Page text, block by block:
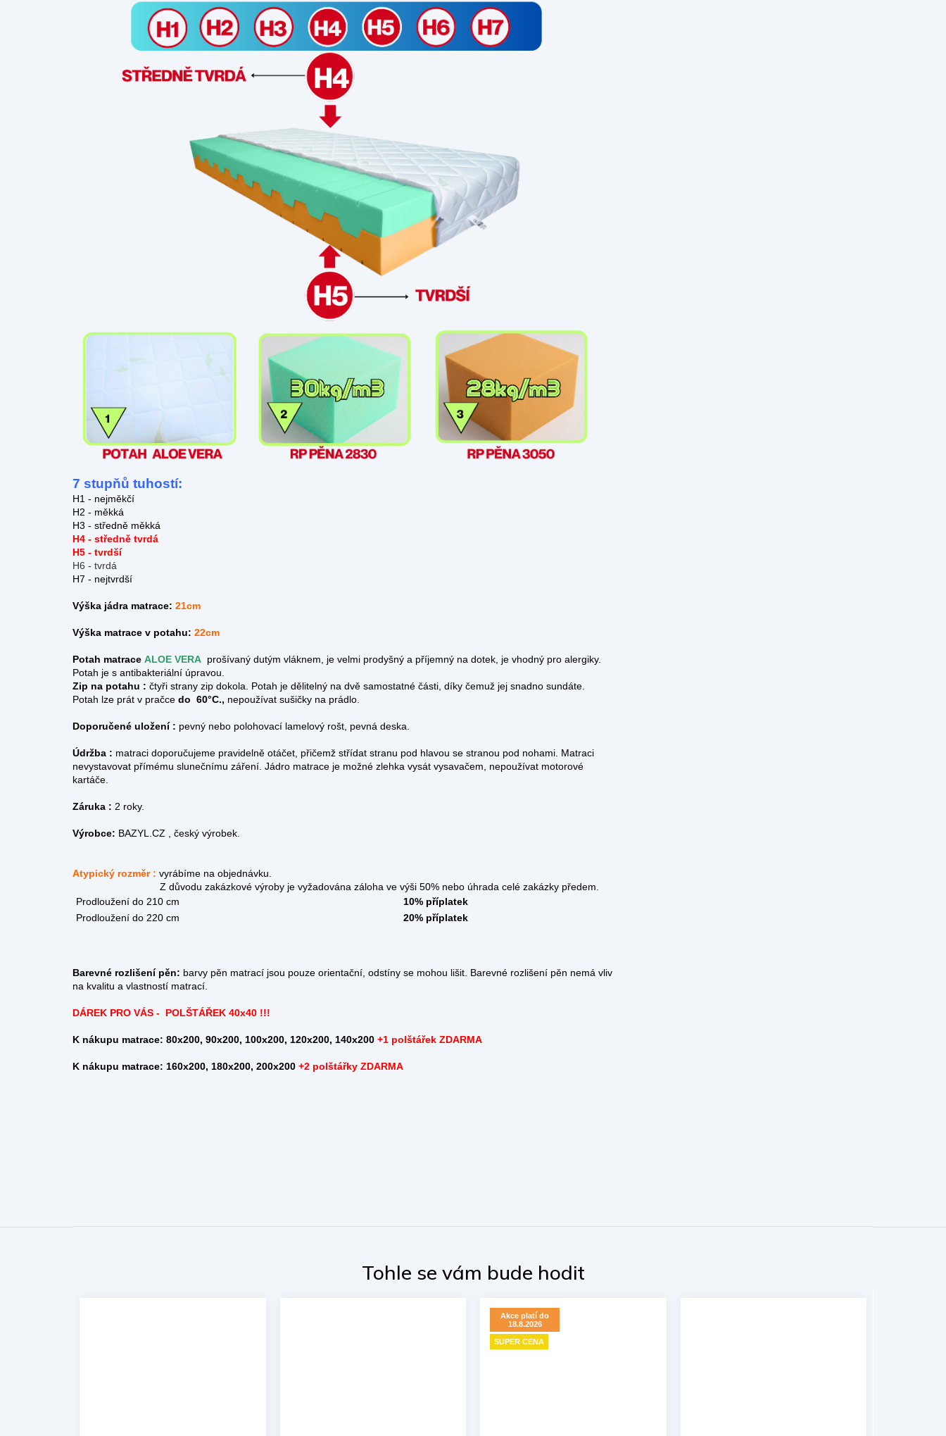
Akce platí do
18.8.2026
SUPER CENA
7 stupňů tuhostí:
H1 - nejměkčí
H2 - měkká
H3 - středně měkká
H4 - středně tvrdá
H5 - tvrdší
H6 - tvrdá
H7 - nejtvrdší
Výška jádra matrace: 21cm
Výška matrace v potahu: 22cm
Potah matrace ALOE VERA prošívaný dutým vláknem, je velmi prodyšný a příjemný na dotek, je vhodný pro alergiky.
Potah je s antibakteriální úpravou.
Zip na potahu : čtyři strany zip dokola. Potah je dělitelný na dvě samostatné části, díky čemuž jej snadno sundáte.
Potah lze prát v pračce do 60°C., nepoužívat sušičky na prádlo.
Doporučené uložení : pevný nebo polohovací lamelový rošt, pevná deska.
Údržba : matraci doporučujeme pravidelně otáčet, přičemž střídat stranu pod hlavou se stranou pod nohami. Matraci
nevystavovat přímému slunečnímu záření. Jádro matrace je možné zlehka vysát vysavačem, nepoužívat motorové
kartáče.
Záruka : 2 roky.
Výrobce: BAZYL.CZ , český výrobek.
Atypický rozměr : vyrábíme na objednávku.
Z důvodu zakázkové výroby je vyžadována záloha ve výši 50% nebo úhrada celé zakázky předem.
Prodloužení do 210 cm
10% příplatek
Prodloužení do 220 cm
20% příplatek
Barevné rozlišení pěn: barvy pěn matrací jsou pouze orientační, odstíny se mohou lišit. Barevné rozlišení pěn nemá vliv
na kvalitu a vlastností matrací.
DÁREK PRO VÁS - POLŠTÁŘEK 40x40 !!!
K nákupu matrace: 80x200, 90x200, 100x200, 120x200, 140x200 +1 polštářek ZDARMA
K nákupu matrace: 160x200, 180x200, 200x200 +2 polštářky ZDARMA